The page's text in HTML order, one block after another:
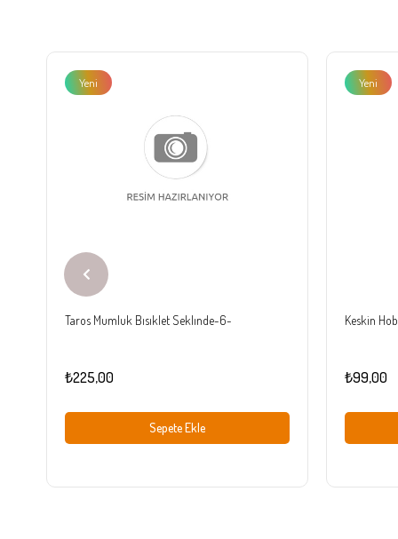
Taros Mumluk Bısıklet Seklınde-6-
₺225,00
Sepete Ekle
Yeni
Keskin
₺99,00
Yeni